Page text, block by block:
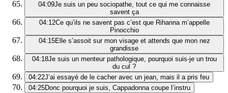
04:09Je suis un peu sociopathe, tout ce qui me connaisse
savent ça
04:12Ce qu’ils ne savent pas c’est que Rihanna m’appelle
Pinocchio
04:15Elle s’assoit sur mon visage et attends que mon nez
grandisse
04:18Je suis un menteur pathologique, pourquoi suis-je un trou
du cul ?
04:22J’ai essayé de le cacher avec un jean, mais il a pris feu
04:25Donc pourquoi je suis, Cappadonna coupe l’instru